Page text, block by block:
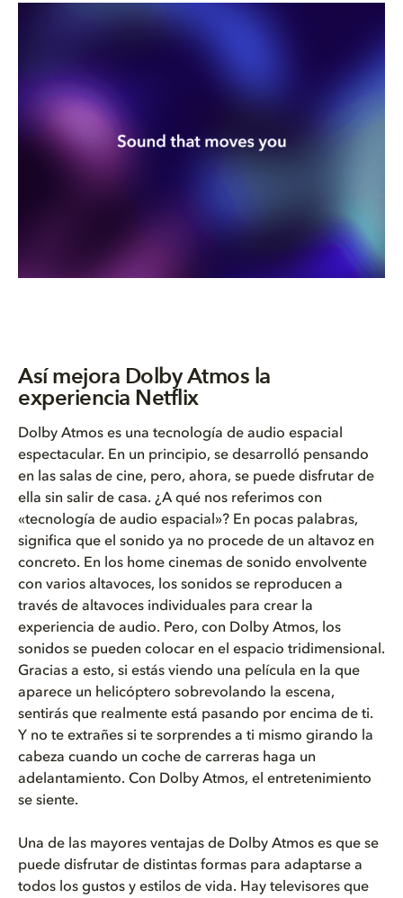
Así mejora Dolby Atmos la
experiencia Netflix
Dolby Atmos es una tecnología de audio espacial
espectacular. En un principio, se desarrolló pensando
en las salas de cine, pero, ahora, se puede disfrutar de
ella sin salir de casa. ¿A qué nos referimos con
«tecnología de audio espacial»? En pocas palabras,
significa que el sonido ya no procede de un altavoz en
concreto. En los home cinemas de sonido envolvente
con varios altavoces, los sonidos se reproducen a
través de altavoces individuales para crear la
experiencia de audio. Pero, con Dolby Atmos, los
sonidos se pueden colocar en el espacio tridimensional.
Gracias a esto, si estás viendo una película en la que
aparece un helicóptero sobrevolando la escena,
sentirás que realmente está pasando por encima de ti.
Y no te extrañes si te sorprendes a ti mismo girando la
cabeza cuando un coche de carreras haga un
adelantamiento. Con Dolby Atmos, el entretenimiento
se siente.
Una de las mayores ventajas de Dolby Atmos es que se
puede disfrutar de distintas formas para adaptarse a
todos los gustos y estilos de vida. Hay televisores que